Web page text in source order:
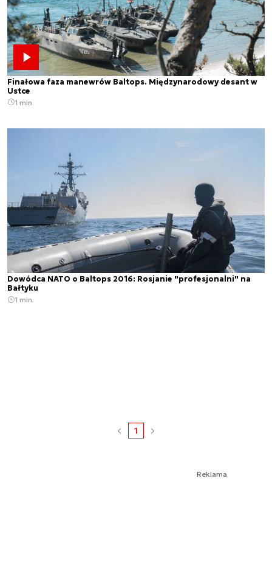
Finałowa faza manewrów Baltops. Międzynarodowy desant w
Ustce
1 min.
Dowódca NATO o Baltops 2016: Rosjanie "profesjonalni" na
Bałtyku
1 min.
1
Reklama